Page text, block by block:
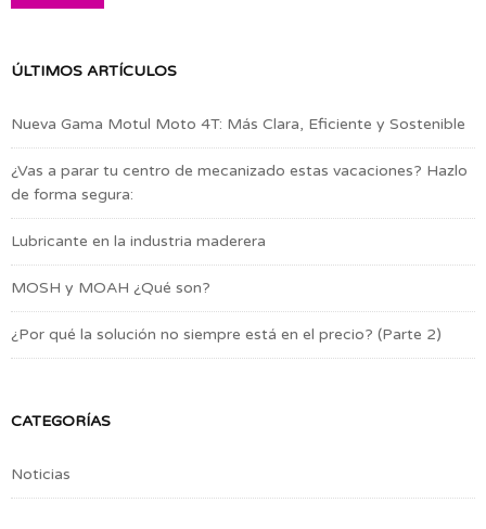
ÚLTIMOS ARTÍCULOS
Nueva Gama Motul Moto 4T: Más Clara, Eficiente y Sostenible
¿Vas a parar tu centro de mecanizado estas vacaciones? Hazlo
de forma segura:
Lubricante en la industria maderera
MOSH y MOAH ¿Qué son?
¿Por qué la solución no siempre está en el precio? (Parte 2)
CATEGORÍAS
Noticias